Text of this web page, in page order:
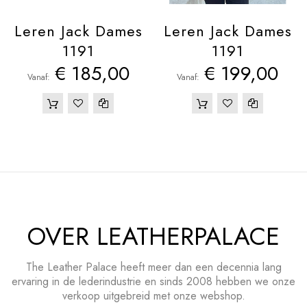
Leren Jack Dames
1191
Vanaf € 185,00
Leren Jack Dames
1191
Vanaf € 199,00
OVER LEATHERPALACE
The Leather Palace heeft meer dan een decennia lang
ervaring in de lederindustrie en sinds 2008 hebben we onze
verkoop uitgebreid met onze webshop.